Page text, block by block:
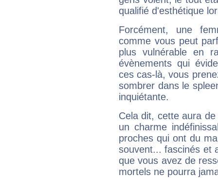
qualifié d'esthétique
Forcément, une
comme vous peut
plus vulnérable en
évènements qui
ces cas-là, vous
sombrer dans le
inquiétante.
Cela dit, cette aura
un charme
proches qui ont du
souvent... fascinés et
que vous avez de
mortels ne pourra